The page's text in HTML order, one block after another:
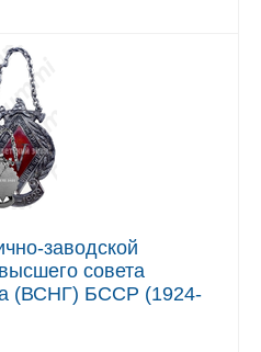
заводской
совета
(ВСНГ) БССР (1924-